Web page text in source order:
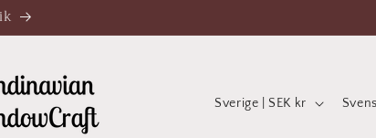
L Sverige | SEK kr S